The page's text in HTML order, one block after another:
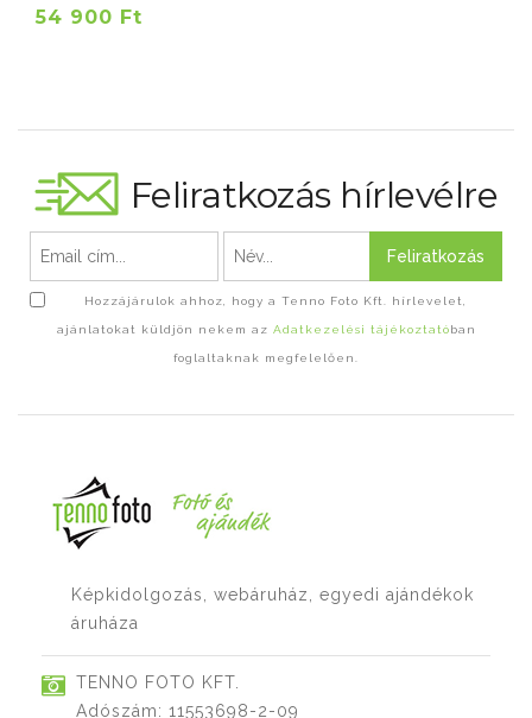
54 900 Ft
Feliratkozás hírlevélre
Feliratkozás
Hozzájárulok ahhoz, hogy a Tenno Foto Kft. hírlevelet,
ajánlatokat küldjön nekem az Adatkezelési tájékoztatóban
foglaltaknak megfelelően.
Képkidolgozás, webáruház, egyedi ajándékok
áruháza
TENNO FOTO KFT.
Adószám: 11553698-2-09